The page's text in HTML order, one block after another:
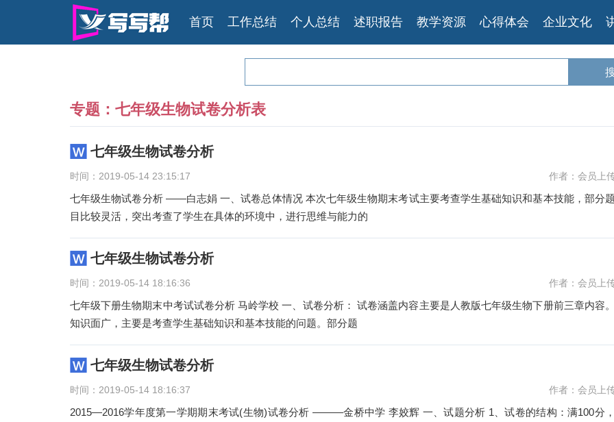
首页 工作总结 个人总结 述职报告 教学资源 心得体会 企业文化
专题：七年级生物试卷分析表
七年级生物试卷分析
时间：2019-05-14 23:15:17 作者：会员上
七年级生物试卷分析 ——白志娟 一、试卷总体情况 本次七年级生物期末考试主要考查学生基础知识和基本技能，部分题
目比较灵活，突出考查了学生在具体的环境中，进行思维与能力的
七年级生物试卷分析
时间：2019-05-14 18:16:36 作者：会员上
七年级下册生物期末中考试试卷分析 马岭学校 一、试卷分析： 试卷涵盖内容主要是人教版七年级生物下册前三章内容。
知识面广，主要是考查学生基础知识和基本技能的问题。部分题
七年级生物试卷分析
时间：2019-05-14 18:16:37 作者：会员上
2015—2016学年度第一学期期末考试(生物)试卷分析 ———金桥中学 李姣辉 一、试题分析 1、试卷的结构：满100分，